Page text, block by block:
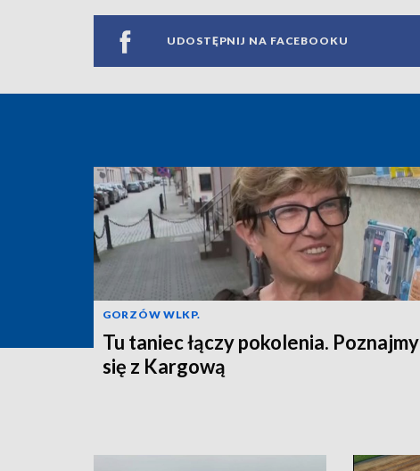
UDOSTĘPNIJ NA FACEBOOKU
GORZÓW WLKP.
Tu taniec łączy pokolenia. Poznajmy
się z Kargową